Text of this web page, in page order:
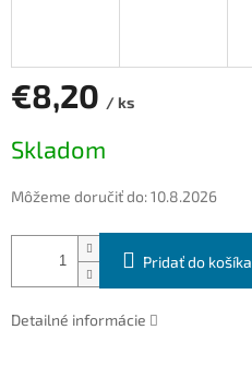
€8,20 / ks
cena:
Skladom
Môžeme doručiť do:10.8.2026
Pridať do košíka
Detailné informácie